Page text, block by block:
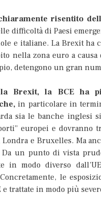
risentito
difficoltà di Paesi
e italiane. La Brexit ha
nella zona euro a
detengono un gran
Brexit, la BCE ha
in particolare in
sia le banche
europei e
Londra e Bruxelles. Ma
Da un punto di vista
in modo diverso
le
e trattate in modo più